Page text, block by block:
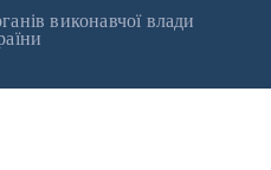
виконавчої влади